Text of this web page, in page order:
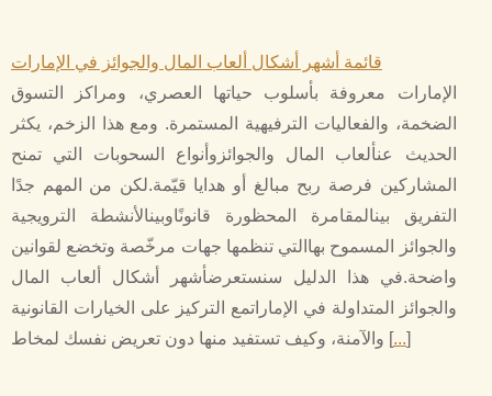
قائمة أشهر أشكال ألعاب المال والجوائز في الإمارات
الإمارات معروفة بأسلوب حياتها العصري، ومراكز التسوق
الضخمة، والفعاليات الترفيهية المستمرة. ومع هذا الزخم، يكثر
الحديث عنألعاب المال والجوائزوأنواع السحوبات التي تمنح
المشاركين فرصة ربح مبالغ أو هدايا قيّمة.لكن من المهم جدًا
التفريق بينالمقامرة المحظورة قانونًاوبينالأنشطة الترويجية
والجوائز المسموح بهاالتي تنظمها جهات مرخّصة وتخضع لقوانين
واضحة.في هذا الدليل سنستعرضأشهر أشكال ألعاب المال
والجوائز المتداولة في الإماراتمع التركيز على الخيارات القانونية
والآمنة، وكيف تستفيد منها دون تعريض نفسك لمخاط [...]